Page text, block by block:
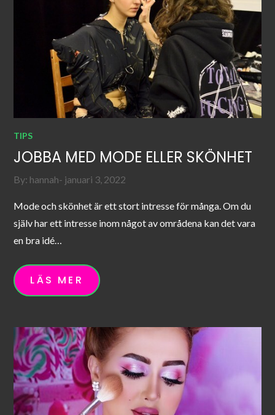
TIPS
JOBBA MED MODE ELLER SKÖNHET
By: hannah Posted
januari 3, 2022
Mode och skönhet är ett stort intresse för många. Om du
själv har ett intresse inom något av områdena kan det vara
en bra idé…
LÄS MER